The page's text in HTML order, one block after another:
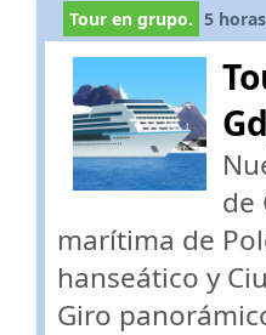
Tour en grupo. 5 horas
de
marítima de
hanseático y
Giro